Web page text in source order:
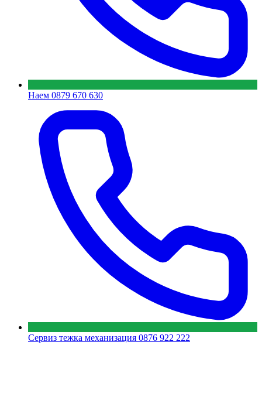
Наем 0879 670 630
Сервиз тежка механизация 0876 922 222